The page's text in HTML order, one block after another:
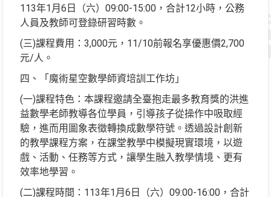
113年1月6日（六）09:00-15:00，合計12小時，公務
人員及教師可登錄研習時數。
(三)課程費用：3,000元，11/10前報名享優惠價2,700
元/人。
四、「魔術星空數學師資培訓工作坊」
(一)課程特色：本課程邀請全臺抱走最多教育獎的洪進
益數學老師教導各位學員，引導孩子從操作中吸取經
驗，進而用圖象表徵轉換成數學符號。透過設計創新
的教學課程方案，在課堂教學中模擬現實環境，以遊
戲、活動、任務等方式，讓學生融入教學情境、更有
效率地學習。
(二)課程時間：113年1月6日（六）09:00-16:00，合計